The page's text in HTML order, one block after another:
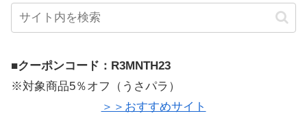
■クーポンコード：R3MNTH23
※対象商品5％オフ（うさパラ）
＞＞おすすめサイト